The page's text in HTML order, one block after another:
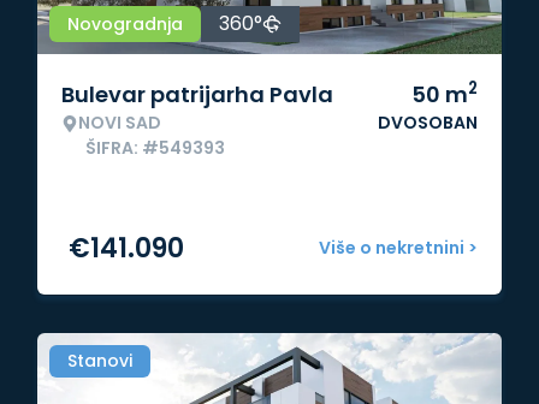
Novogradnja 360°
Bulevar patrijarha Pavla
NOVI SAD
ŠIFRA: #549393
50 m2
DVOSOBAN
Više o nekretnini >
€141.090
Stanovi